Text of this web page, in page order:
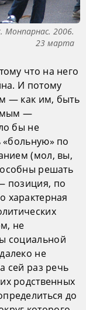
Монпарнас. 2006.
23 марта
что на него
И потому
— как им, быть
—
бы не
«больную» по
(мол, вы,
решать
позиция, по
характерная
не
социальной
не
сей раз речь
родственных
до